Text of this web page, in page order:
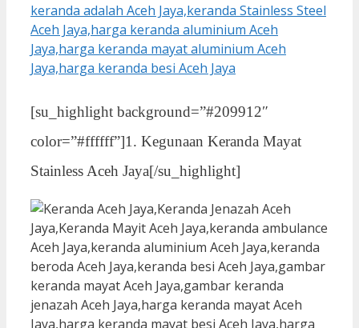
[su_highlight background=”#209912″
color=”#ffffff”]1. Kegunaan Keranda Mayat
Stainless Aceh Jaya[/su_highlight]